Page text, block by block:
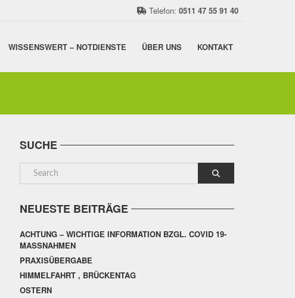
Telefon: 0511 47 55 91 40
WISSENSWERT – NOTDIENSTE ÜBER UNS KONTAKT
SUCHE
NEUESTE BEITRÄGE
ACHTUNG – WICHTIGE INFORMATION BZGL. COVID 19-
MASSNAHMEN
PRAXISÜBERGABE
HIMMELFAHRT , BRÜCKENTAG
OSTERN